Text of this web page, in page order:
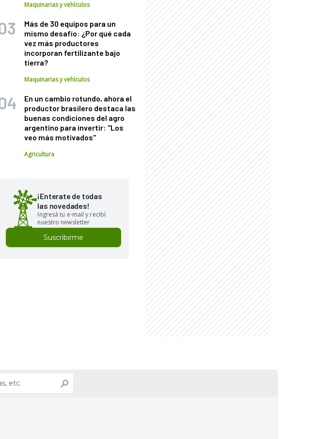
Maquinarias y vehículos
Más de 30 equipos para un
mismo desafío: ¿Por qué cada
vez más productores
incorporan fertilizante bajo
tierra?
Maquinarias y vehículos
En un cambio rotundo, ahora el
productor brasilero destaca las
buenas condiciones del agro
argentino para invertir: "Los
veo más motivados"
Agricultura
¡Enterate de todas
las novedades!
Ingresá tu e-mail y recibí
nuestro newsletter
Suscribirme